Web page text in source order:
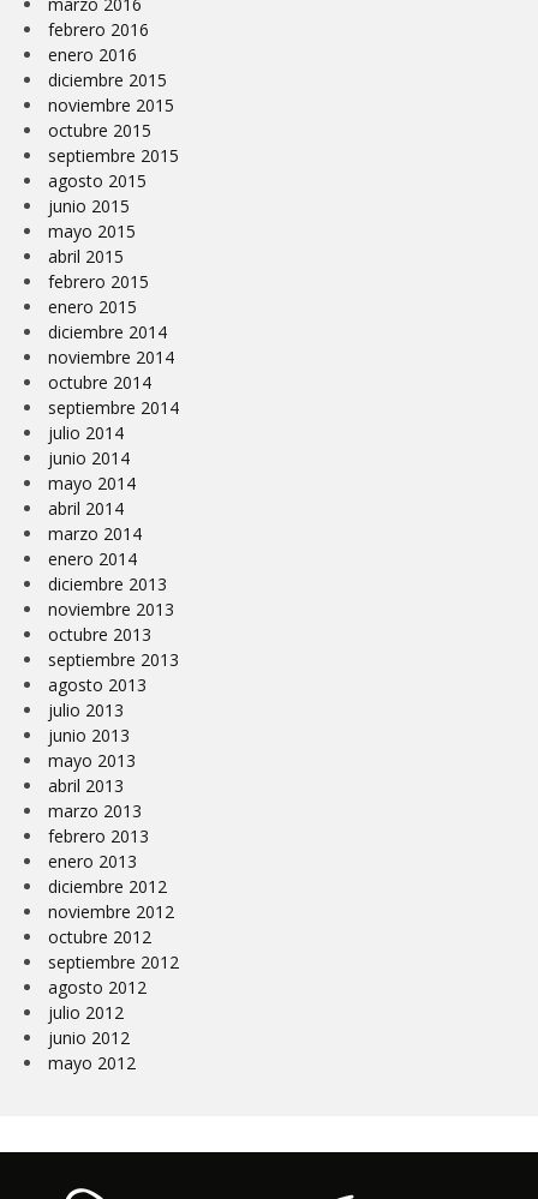
febrero 2016
enero 2016
diciembre 2015
noviembre 2015
octubre 2015
septiembre 2015
agosto 2015
junio 2015
mayo 2015
abril 2015
febrero 2015
enero 2015
diciembre 2014
noviembre 2014
octubre 2014
septiembre 2014
julio 2014
junio 2014
mayo 2014
abril 2014
marzo 2014
enero 2014
diciembre 2013
noviembre 2013
octubre 2013
septiembre 2013
agosto 2013
julio 2013
junio 2013
mayo 2013
abril 2013
marzo 2013
febrero 2013
enero 2013
diciembre 2012
noviembre 2012
octubre 2012
septiembre 2012
agosto 2012
julio 2012
junio 2012
mayo 2012